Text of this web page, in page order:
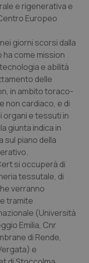
e rigenerativa e
Europeo
giorni scorsi dalla
come mission
e abilità
delle
in ambito toraco-
non cardiaco, e di
e tessuti in
giunta indica in
piano della
si occuperà di
tessutale, di
verranno
tramite
(Università
Emilia, Cnr
di Rende,
e